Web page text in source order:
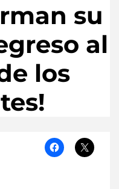
su
al
los